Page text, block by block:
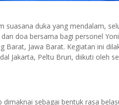
suasana duka yang mendalam,
doa bersama bagi personel
Barat, Jawa Barat. Kegiatan ini
Jakarta, Peltu Bruri, diikuti oleh
sebagai bentuk rasa